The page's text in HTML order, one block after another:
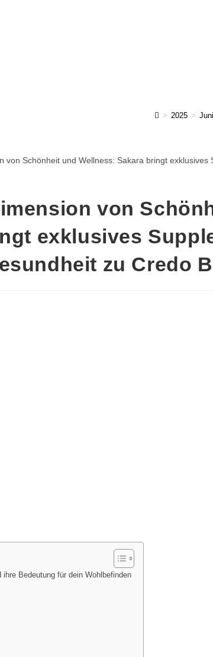
> 2025 > Juni
von
exklusives
zu Credo
Bedeutung für dein Wohlbefinden